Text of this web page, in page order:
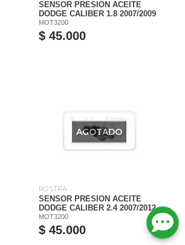
SENSOR PRESION ACEITE
DODGE CALIBER 1.8 2007/2009
MOT3200
$ 45.000
AGOTADO
ROSTRA
SENSOR PRESION ACEITE
DODGE CALIBER 2.4 2007/2012
MOT3200
$ 45.000